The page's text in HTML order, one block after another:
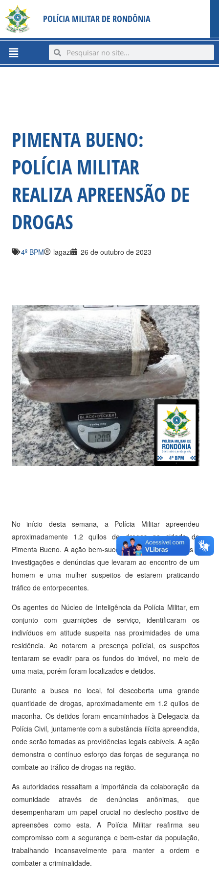
content
para
conteúdo
POLÍCIA MILITAR DE RONDÔNIA
Menu SearchSearch
PIMENTA BUENO:
POLÍCIA MILITAR
REALIZA APREENSÃO DE
DROGAS
4º BPM lagazi 26 de outubro de 2023
No início desta semana, a Polícia Militar apreendeu
aproximadamente 1.2 quilos de drogas na cidade de
Pimenta Bueno. A ação bem-sucedida foi possível graças a
investigações e denúncias que levaram ao encontro de um
homem e uma mulher suspeitos de estarem praticando
tráfico de entorpecentes.
Os agentes do Núcleo de Inteligência da Polícia Militar, em
conjunto com guarnições de serviço, identificaram os
indivíduos em atitude suspeita nas proximidades de uma
residência. Ao notarem a presença policial, os suspeitos
tentaram se evadir para os fundos do imóvel, no meio de
uma mata, porém foram localizados e detidos.
Durante a busca no local, foi descoberta uma grande
quantidade de drogas, aproximadamente em 1.2 quilos de
maconha. Os detidos foram encaminhados à Delegacia da
Polícia Civil, juntamente com a substância ilícita apreendida,
onde serão tomadas as providências legais cabíveis. A ação
demonstra o contínuo esforço das forças de segurança no
combate ao tráfico de drogas na região.
As autoridades ressaltam a importância da colaboração da
comunidade através de denúncias anônimas, que
desempenharam um papel crucial no desfecho positivo de
apreensões como esta. A Polícia Militar reafirma seu
compromisso com a segurança e bem-estar da população,
trabalhando incansavelmente para manter a ordem e
combater a criminalidade.